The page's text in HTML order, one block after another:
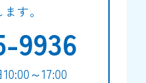
す。
9936
～17:00